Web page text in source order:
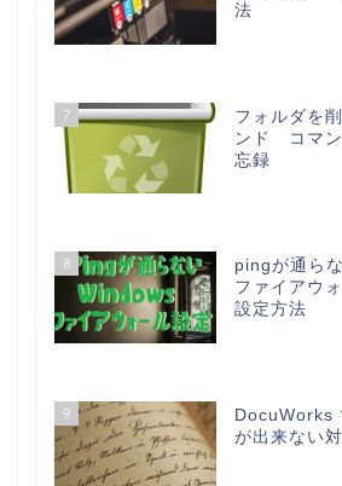
法
7
フォルダを
ンド コマン
忘録
8
pingが通ら
ファイアウ
設定方法
9
DocuWorks
が出来ない